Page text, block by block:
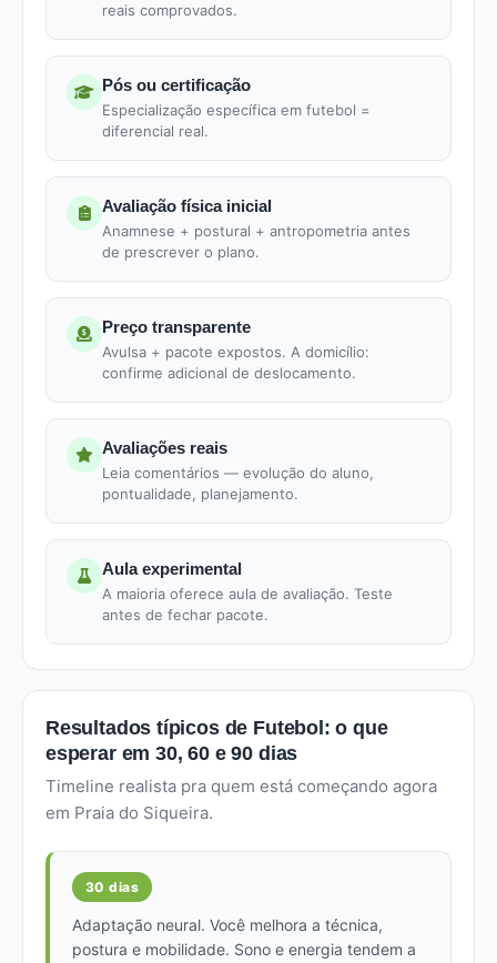
reais comprovados.
Pós ou certificação
Especialização específica em futebol =
diferencial real.
Avaliação física inicial
Anamnese + postural + antropometria antes
de prescrever o plano.
Preço transparente
Avulsa + pacote expostos. A domicílio:
confirme adicional de deslocamento.
Avaliações reais
Leia comentários — evolução do aluno,
pontualidade, planejamento.
Aula experimental
A maioria oferece aula de avaliação. Teste
antes de fechar pacote.
Resultados típicos de Futebol: o que
esperar em 30, 60 e 90 dias
Timeline realista pra quem está começando agora
em Praia do Siqueira.
30 dias
Adaptação neural. Você melhora a técnica,
postura e mobilidade. Sono e energia tendem a